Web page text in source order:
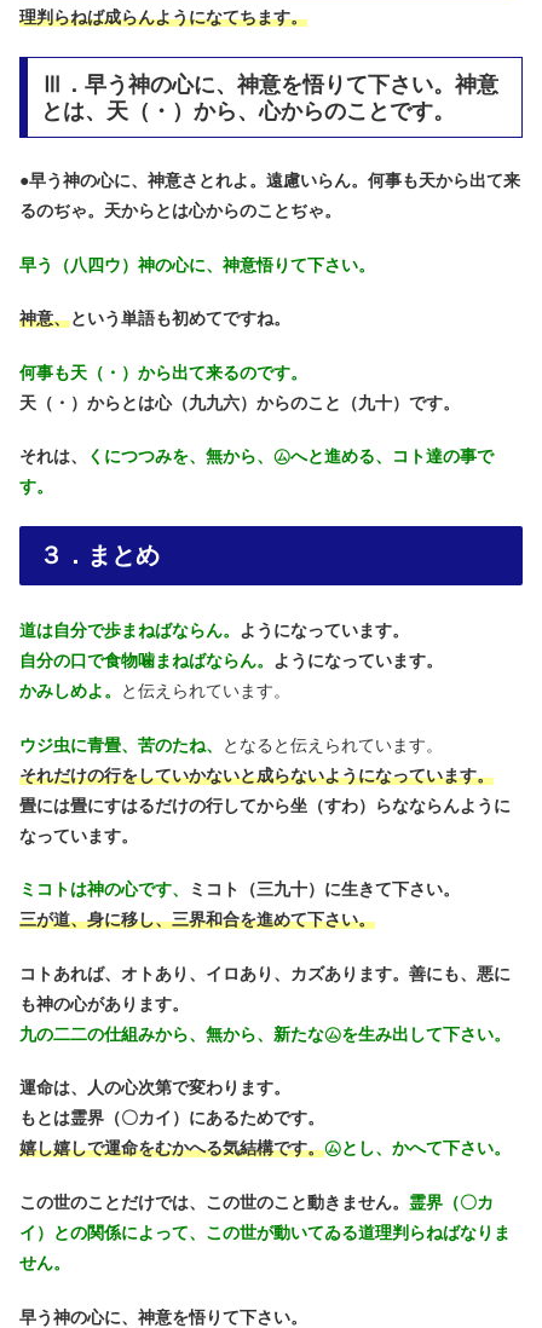
理判らねば成らんようになてちます。
Ⅲ．早う神の心に、神意を悟りて下さい。神意
とは、天（・）から、心からのことです。
●早う神の心に、神意さとれよ。遠慮いらん。何事も天から出て来
るのぢゃ。天からとは心からのことぢゃ。
早う（八四ウ）神の心に、神意悟りて下さい。
神意、という単語も初めてですね。
何事も天（・）から出て来るのです。
天（・）からとは心（九九六）からのこと（九十）です。
それは、
くにつつみを、無から、㋰へと進める、コト達の事で
す。
３．まとめ
道は自分で歩まねばならん。
ようになっています。
自分の口で食物噛まねばならん。
ようになっています。
かみしめよ。
と伝えられています。
ウジ虫に青畳、苦のたね、
となると伝えられています。
それだけの行をしていかないと成らないようになっています。
畳には畳にすはるだけの行してから坐（すわ）らなならんように
なっています。
ミコトは神の心です、
ミコト（三九十）に生きて下さい。
三が道、身に移し、三界和合を進めて下さい。
コトあれば、オトあり、イロあり、カズあります。善にも、悪に
も神の心があります。
九の二二の仕組みから、無から、新たな㋰を生み出して下さい。
運命は、人の心次第で変わります。
もとは霊界（〇カイ）にあるためです。
嬉し嬉しで運命をむかへる気結構です。㋰とし、かへて下さい。
この世のことだけでは、この世のこと動きません。 霊界（〇カ
イ）との関係によって、この世が動いてゐる道理判らねばなりま
せん。
早う神の心に、神意を悟りて下さい。